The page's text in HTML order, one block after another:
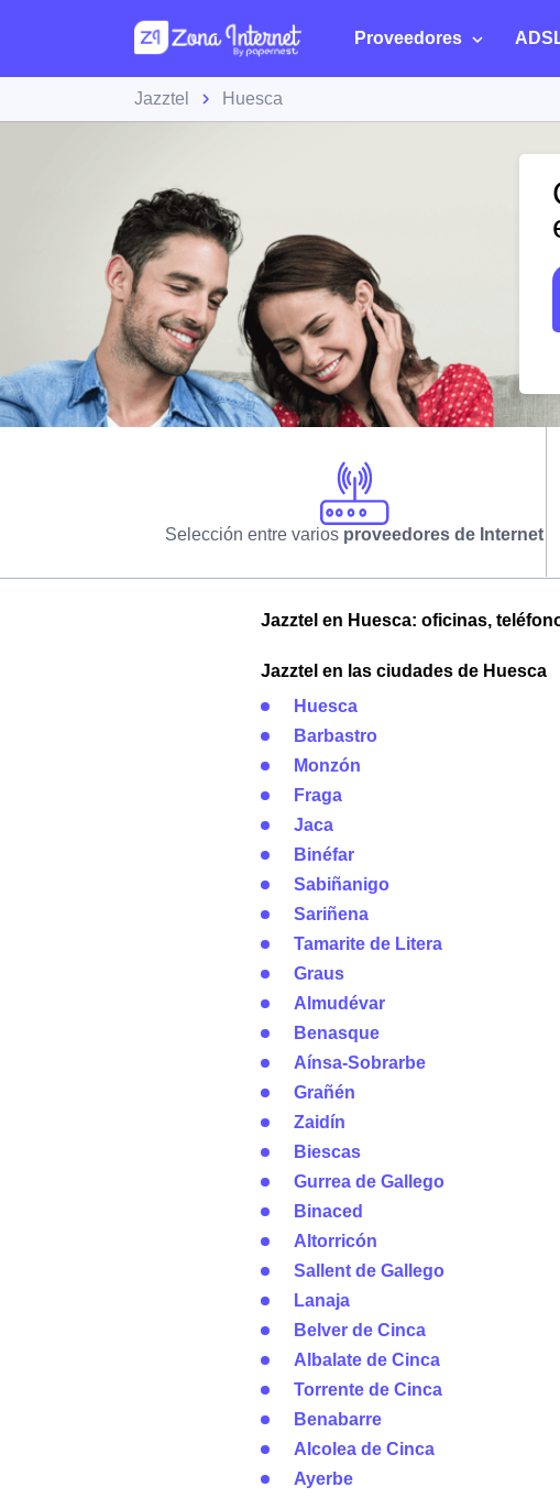
Proveedores
Jazztel Huesca
Selección entre varios proveedores de Internet
Jazztel en Huesca: oficinas,
Jazztel en las ciudades de Huesca
Huesca
Barbastro
Monzón
Fraga
Jaca
Binéfar
Sabiñanigo
Sariñena
Tamarite de Litera
Graus
Almudévar
Benasque
Aínsa-Sobrarbe
Grañén
Zaidín
Biescas
Gurrea de Gallego
Binaced
Altorricón
Sallent de Gallego
Lanaja
Belver de Cinca
Albalate de Cinca
Torrente de Cinca
Benabarre
Alcolea de Cinca
Ayerbe